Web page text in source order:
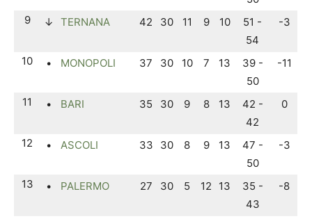
9
↓ TERNANA 42 30 11 9 10
51 -
54
-3
10 • MONOPOLI 37 30 10 7 13
39 -
50
-11
11 • BARI 35 30 9 8 13
42 -
42
0
12 • ASCOLI 33 30 8 9 13
47 -
50
-3
13 • PALERMO 27 30 5 12 13
35 -
43
-8